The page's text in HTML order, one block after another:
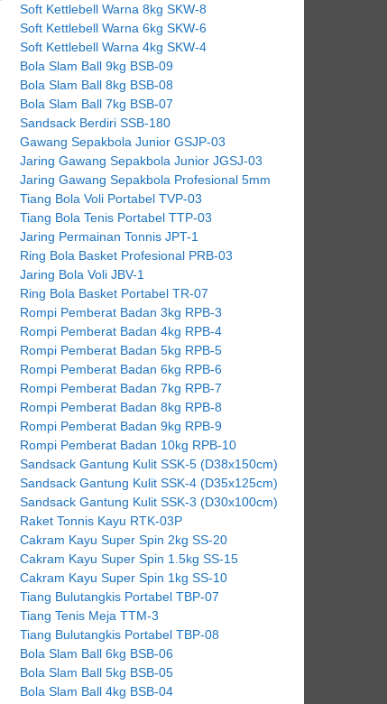
Soft Kettlebell Warna 8kg SKW-8
Soft Kettlebell Warna 6kg SKW-6
Soft Kettlebell Warna 4kg SKW-4
Bola Slam Ball 9kg BSB-09
Bola Slam Ball 8kg BSB-08
Bola Slam Ball 7kg BSB-07
Sandsack Berdiri SSB-180
Gawang Sepakbola Junior GSJP-03
Jaring Gawang Sepakbola Junior JGSJ-03
Jaring Gawang Sepakbola Profesional 5mm
Tiang Bola Voli Portabel TVP-03
Tiang Bola Tenis Portabel TTP-03
Jaring Permainan Tonnis JPT-1
Ring Bola Basket Profesional PRB-03
Jaring Bola Voli JBV-1
Ring Bola Basket Portabel TR-07
Rompi Pemberat Badan 3kg RPB-3
Rompi Pemberat Badan 4kg RPB-4
Rompi Pemberat Badan 5kg RPB-5
Rompi Pemberat Badan 6kg RPB-6
Rompi Pemberat Badan 7kg RPB-7
Rompi Pemberat Badan 8kg RPB-8
Rompi Pemberat Badan 9kg RPB-9
Rompi Pemberat Badan 10kg RPB-10
Sandsack Gantung Kulit SSK-5 (D38x150cm)
Sandsack Gantung Kulit SSK-4 (D35x125cm)
Sandsack Gantung Kulit SSK-3 (D30x100cm)
Raket Tonnis Kayu RTK-03P
Cakram Kayu Super Spin 2kg SS-20
Cakram Kayu Super Spin 1.5kg SS-15
Cakram Kayu Super Spin 1kg SS-10
Tiang Bulutangkis Portabel TBP-07
Tiang Tenis Meja TTM-3
Tiang Bulutangkis Portabel TBP-08
Bola Slam Ball 6kg BSB-06
Bola Slam Ball 5kg BSB-05
Bola Slam Ball 4kg BSB-04